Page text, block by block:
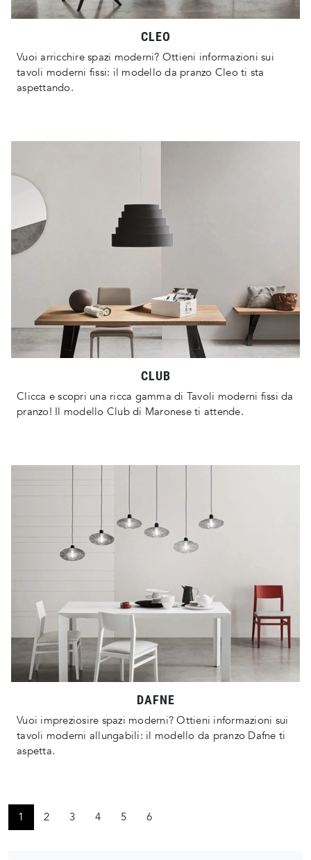
CLEO
Vuoi arricchire spazi moderni? Ottieni informazioni sui
tavoli moderni fissi: il modello da pranzo Cleo ti sta
aspettando.
CLUB
Clicca e scopri una ricca gamma di Tavoli moderni fissi da
pranzo! Il modello Club di Maronese ti attende.
DAFNE
Vuoi impreziosire spazi moderni? Ottieni informazioni sui
tavoli moderni allungabili: il modello da pranzo Dafne ti
aspetta.
1 2 3 4 5 6